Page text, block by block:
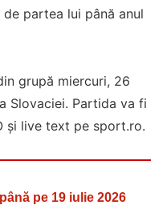
partea lui până anul
grupă miercuri, 26
Slovaciei. Partida va fi
și live text pe sport.ro.
pe 19 iulie 2026